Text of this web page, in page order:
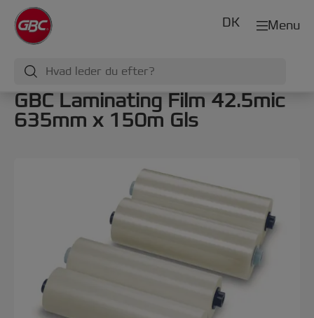
Menu
DK
GBC Laminating Film 42.5mic
635mm x 150m Gls